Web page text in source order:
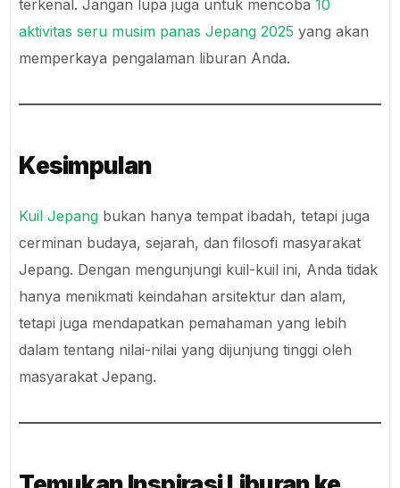
terkenal. Jangan lupa juga untuk mencoba10
aktivitas seru musim panas Jepang 2025 yang akan
memperkaya pengalaman liburan Anda.
Kesimpulan
Kuil Jepang bukan hanya tempat ibadah, tetapi juga
cerminan budaya, sejarah, dan filosofi masyarakat
Jepang. Dengan mengunjungi kuil-kuil ini, Anda tidak
hanya menikmati keindahan arsitektur dan alam,
tetapi juga mendapatkan pemahaman yang lebih
dalam tentang nilai-nilai yang dijunjung tinggi oleh
masyarakat Jepang.